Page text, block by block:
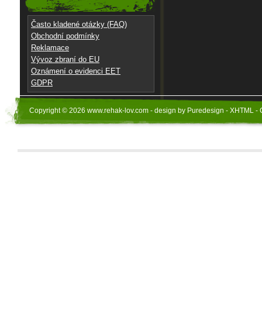
Často kladené otázky (FAQ)
Obchodní podmínky
Reklamace
Vývoz zbraní do EU
Oznámení o evidenci EET
GDPR
Copyright © 2026 www.rehak-lov.com - design by Puredesign - XHTML -